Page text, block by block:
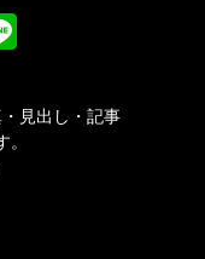
見出し・記事